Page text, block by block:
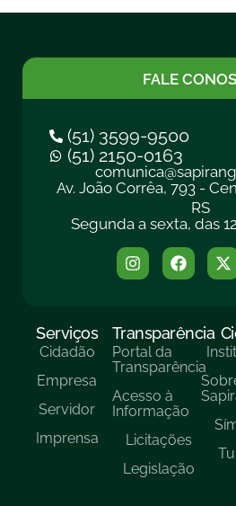
FALE
(51) 3599-9500
(51) 2150-0163
Av. João Corrêa, 793 -
RS
Segunda a sexta, das
Serviços
Cidadão
Empresa
Servidor
Imprensa
Transparência
Portal da
Transparência
Acesso à
Informação
Licitações
Legislação